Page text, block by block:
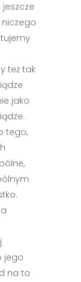
też tak
jako
tego,
jego
na to